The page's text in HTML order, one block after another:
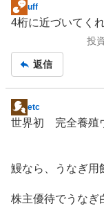
掲
示
事
uff
4桁に近づいてくれ
投
返信
掲
示
事
etc
世界初 完全養殖
鰻なら、 うなぎ用
株主優待でうなぎ